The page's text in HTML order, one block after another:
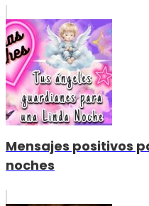
Mensajes positivos
noches